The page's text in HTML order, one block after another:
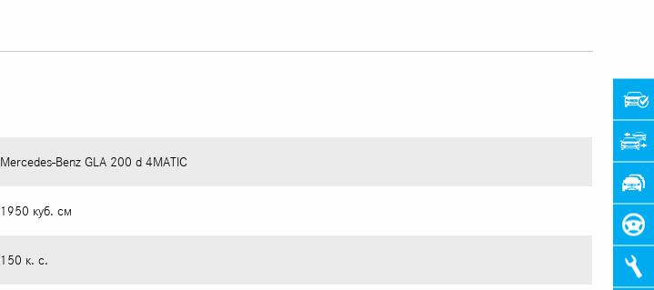
Mercedes-Benz GLA 200 d 4MATIC
1950 куб. см
150 к. с.